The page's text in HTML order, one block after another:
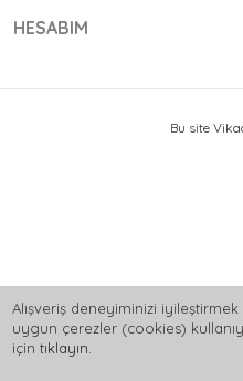
HESABIM
Bu site
Alışveriş deneyiminizi
uygun çerezler (cookies)
için tıklayın